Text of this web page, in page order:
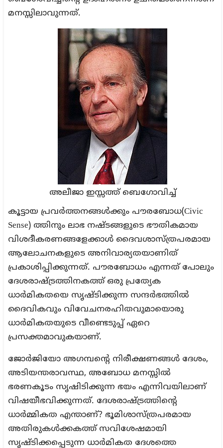
മനസ്സിലാവുന്നത്.
അലീജാ ഇസ്സത്ത് ബെഗോവിച്ച്
കൂട്ടായ പ്രവർത്തനങ്ങൾക്കും പൗരബോധ(Civic
Sense) ത്തിനും ലാഭ നഷ്ടങ്ങളുടെ ഭൗതികമായ
വിശദീകരണങ്ങളേക്കാൾ ദൈവശാസ്ത്രപരമായ
ആലോചനകളുടെ അനിവാര്യതയാണിത്
പ്രകാശിപ്പിക്കുന്നത്. പൗരബോധം എന്നത് പോലും
ദേശരാഷ്ട്രത്തിനകത്ത് ഒരു പ്രത്യേക
ധാർമികതയെ സൃഷ്ടിക്കുന്ന സന്ദർഭത്തിൽ
ദൈവികവും വിവേചനരഹിതവുമായൊരു
ധാർമികതയുടെ വീണ്ടെടുപ്പ് ഏറെ
പ്രസക്തമാവുകയാണ്.
ജോർജിയോ അഗമ്പന്റെ നിരീക്ഷണങ്ങൾ ദേശം,
അടിയന്തരാവസ്ഥ, അബോധ മനസ്സിൽ
ഭരണകൂടം സൃഷിടിക്കുന്ന ഭയം എന്നിവയിലാണ്
വിഷയീഭവിക്കുന്നത്. ദേശരാഷ്ട്രത്തിന്റെ
ധാർമ്മികത എന്താണ്? ഭൂമിശാസ്ത്രപരമായ
അതിരുകൾക്കകത്ത് സവിശേഷമായി
സൃഷ്ടിക്കപ്പെടുന്ന ധാർമികത ദേശത്തെ